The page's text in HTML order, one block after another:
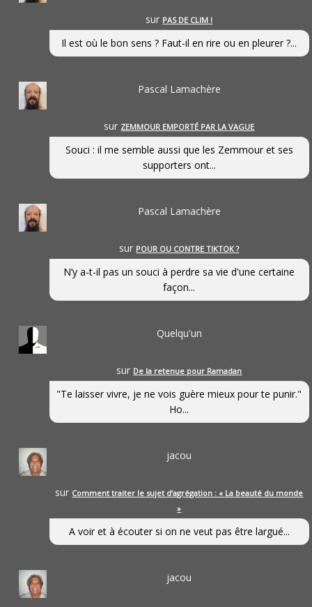
sur PAS DE CLIM !
Il est où le bon sens ? Faut-il en rire ou en pleurer ?...
Pascal Lamachère
sur ZEMMOUR EMPORTÉ PAR LA VAGUE
Souci : il me semble aussi que les Zemmour et ses
supporters ont...
Pascal Lamachère
sur POUR OU CONTRE TIKTOK ?
N’y a-t-il pas un souci à perdre sa vie d'une certaine
façon...
Quelqu'un
sur De la retenue pour Ramadan
"Te laisser vivre, je ne vois guère mieux pour te punir."
Ho...
jacou
sur Comment traiter le sujet d’agrégation : « La beauté du monde
»
A voir et à écouter si on ne veut pas être largué...
jacou